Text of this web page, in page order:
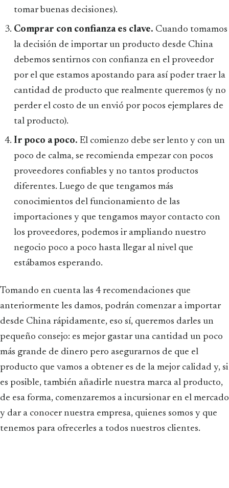
tomar buenas decisiones).
Comprar con confianza es clave. Cuando tomamos
la decisión de importar un producto desde China
debemos sentirnos con confianza en el proveedor
por el que estamos apostando para así poder traer la
cantidad de producto que realmente queremos (y no
perder el costo de un envió por pocos ejemplares de
tal producto).
Ir poco a poco. El comienzo debe ser lento y con un
poco de calma, se recomienda empezar con pocos
proveedores confiables y no tantos productos
diferentes. Luego de que tengamos más
conocimientos del funcionamiento de las
importaciones y que tengamos mayor contacto con
los proveedores, podemos ir ampliando nuestro
negocio poco a poco hasta llegar al nivel que
estábamos esperando.
Tomando en cuenta las 4 recomendaciones que
anteriormente les damos, podrán comenzar a importar
desde China rápidamente, eso sí, queremos darles un
pequeño consejo: es mejor gastar una cantidad un poco
más grande de dinero pero asegurarnos de que el
producto que vamos a obtener es de la mejor calidad y, si
es posible, también añadirle nuestra marca al producto,
de esa forma, comenzaremos a incursionar en el mercado
y dar a conocer nuestra empresa, quienes somos y que
tenemos para ofrecerles a todos nuestros clientes.